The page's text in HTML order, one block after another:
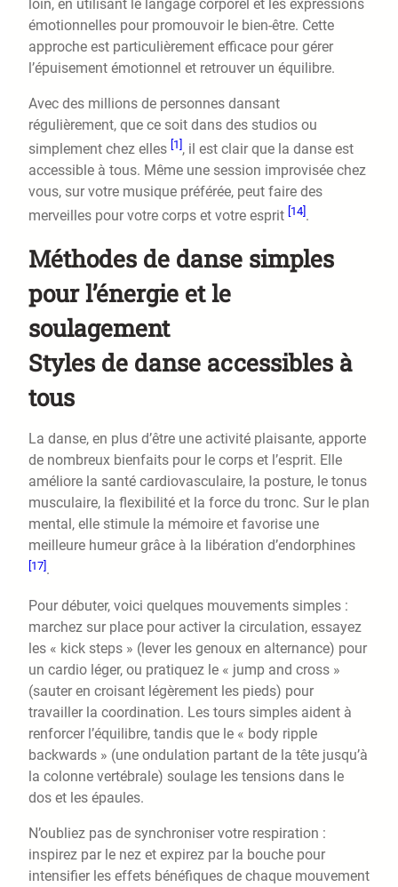
loin, en utilisant le langage corporel et les expressions
émotionnelles pour promouvoir le bien-être. Cette
approche est particulièrement efficace pour gérer
l’épuisement émotionnel et retrouver un équilibre.
Avec des millions de personnes dansant
régulièrement, que ce soit dans des studios ou
simplement chez elles [1], il est clair que la danse est
accessible à tous. Même une session improvisée chez
vous, sur votre musique préférée, peut faire des
merveilles pour votre corps et votre esprit [14] .
Méthodes de danse simples
pour l’énergie et le
soulagement
Styles de danse accessibles à
tous
La danse, en plus d’être une activité plaisante, apporte
de nombreux bienfaits pour le corps et l’esprit. Elle
améliore la santé cardiovasculaire, la posture, le tonus
musculaire, la flexibilité et la force du tronc. Sur le plan
mental, elle stimule la mémoire et favorise une
meilleure humeur grâce à la libération d’endorphines
[17].
Pour débuter, voici quelques mouvements simples :
marchez sur place pour activer la circulation, essayez
les « kick steps » (lever les genoux en alternance) pour
un cardio léger, ou pratiquez le « jump and cross »
(sauter en croisant légèrement les pieds) pour
travailler la coordination. Les tours simples aident à
renforcer l’équilibre, tandis que le « body ripple
backwards » (une ondulation partant de la tête jusqu’à
la colonne vertébrale) soulage les tensions dans le
dos et les épaules.
N’oubliez pas de synchroniser votre respiration :
inspirez par le nez et expirez par la bouche pour
intensifier les effets bénéfiques de chaque mouvement